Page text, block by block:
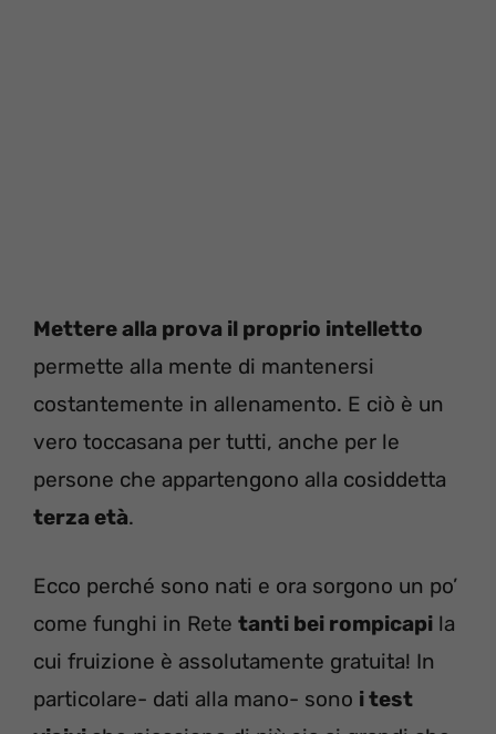
Mettere alla prova il proprio intelletto
permette alla mente di mantenersi
costantemente in allenamento. E ciò è un
vero toccasana per tutti, anche per le
persone che appartengono alla cosiddetta
terza età.
Ecco perché sono nati e ora sorgono un po’
come funghi in Rete tanti bei rompicapi la
cui fruizione è assolutamente gratuita! In
particolare- dati alla mano- sono i test